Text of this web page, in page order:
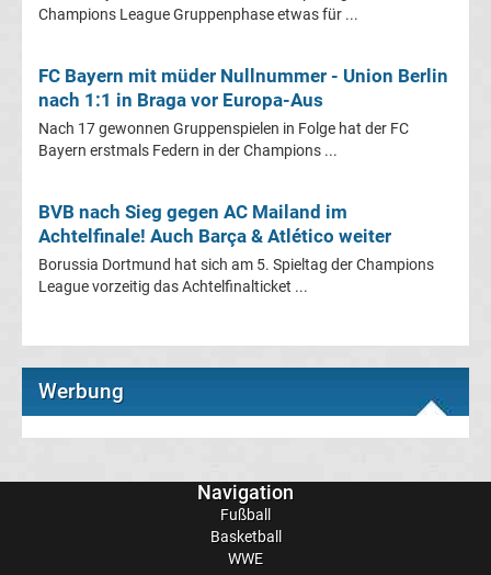
Italien
Transfergerüchte
Spanien
Top-
Aktuell
Bundesliga
Ergebnisse
Champions League Gruppenphase etwas für ...
FC Bayern mit müder Nullnummer - Union Berlin
nach 1:1 in Braga vor Europa-Aus
Nach 17 gewonnen Gruppenspielen in Folge hat der FC
Bayern erstmals Federn in der Champions ...
BVB nach Sieg gegen AC Mailand im
Achtelfinale! Auch Barça & Atlético weiter
Borussia Dortmund hat sich am 5. Spieltag der Champions
League vorzeitig das Achtelfinalticket ...
Werbung
Navigation
Fußball
Basketball
WWE